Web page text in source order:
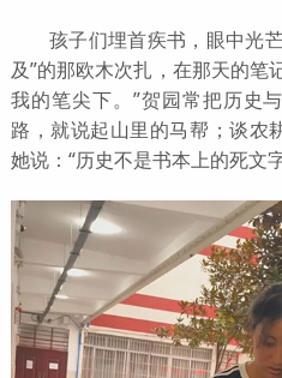
孩子们埋首疾书，眼中光
及”的那欧木次扎，在那天的笔
我的笔尖下。”贺园常把历史
路，就说起山里的马帮；谈农
她说：“历史不是书本上的死文